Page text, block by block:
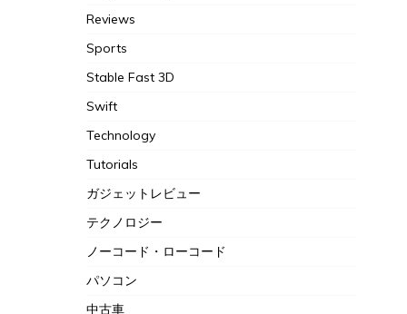
Reviews
Sports
Stable Fast 3D
Swift
Technology
Tutorials
ガジェットレビュー
テクノロジー
ノーコード・ローコード
パソコン
中古車